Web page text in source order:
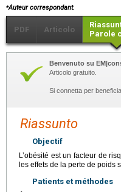
⁎Auteur correspondant.
PDF Articolo
Parole
Benvenuto su
Articolo gratuito.
Si connetta per
Riassunto
Objectif
L’obésité est un facteur de
les effets de la perte de poids
Patients et méthodes